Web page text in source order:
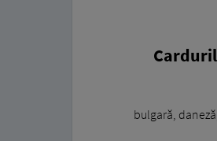
bulgară,